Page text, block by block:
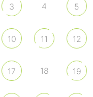
3 4 5
10 11 12
17 18 19